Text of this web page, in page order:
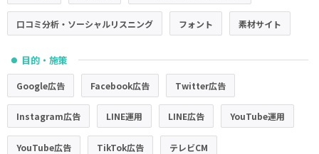
口コミ分析・ソーシャルリスニング フォント 素材サイト
● 目的・施策
Google広告 Facebook広告 Twitter広告
Instagram広告 LINE運用 LINE広告 YouTube運用
YouTube広告 TikTok広告 テレビCM